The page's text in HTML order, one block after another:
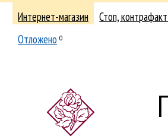
Интернет-магазин Стоп,
Отложено 0